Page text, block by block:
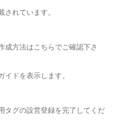
されています。
成方法はこちらでご確認下さ
ドを表示します。
タグの設営登録を完了してくだ